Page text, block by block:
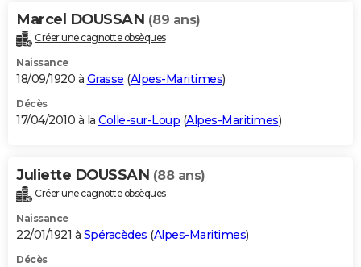
Marcel DOUSSAN (89 ans)
Créer une cagnotte obsèques
Naissance
18/09/1920 à Grasse (Alpes-Maritimes)
Décès
17/04/2010 à la Colle-sur-Loup (Alpes-Maritimes)
Juliette DOUSSAN (88 ans)
Créer une cagnotte obsèques
Naissance
22/01/1921 à Spéracèdes (Alpes-Maritimes)
Décès